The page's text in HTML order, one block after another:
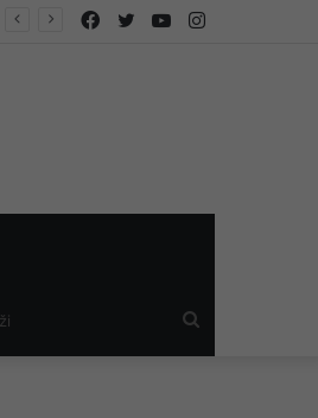
Instagram
YouTube
Twitter
Facebook